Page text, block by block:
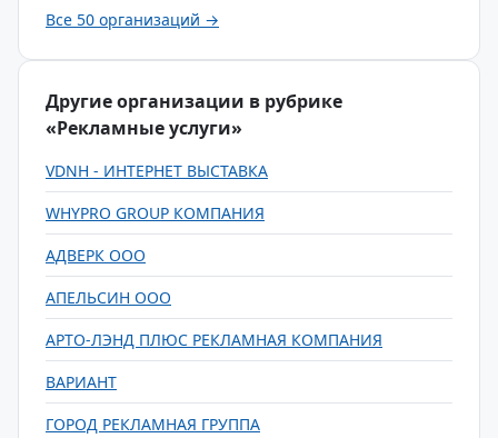
Все 50 организаций →
Другие организации в рубрике
«Рекламные услуги»
VDNH - ИНТЕРНЕТ ВЫСТАВКА
WHYPRO GROUP КОМПАНИЯ
АДВЕРК ООО
АПЕЛЬСИН ООО
АРТО-ЛЭНД ПЛЮС РЕКЛАМНАЯ КОМПАНИЯ
ВАРИАНТ
ГОРОД РЕКЛАМНАЯ ГРУППА